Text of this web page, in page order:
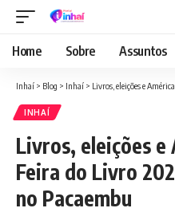
Home Sobre Assuntos
Inhaí > Blog > Inhaí > Livros, eleições e América
INHAÍ
Livros, eleições e
Feira do Livro
no Pacaembu